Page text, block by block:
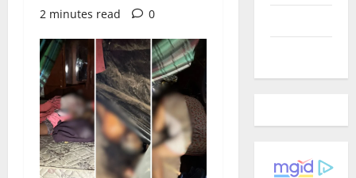
2 minutes read
0